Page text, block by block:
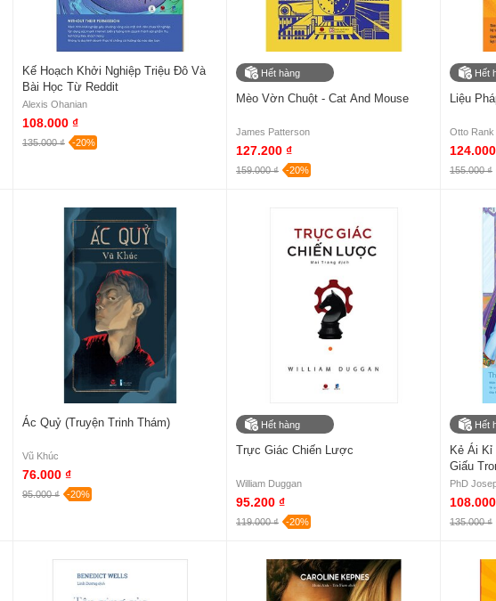
Kế Hoạch Khởi Nghiệp Triệu Đô Và
Bài Học Từ Reddit
Alexis Ohanian
108.000 ₫
135.000 ₫ -20%
Hết hàng
Mèo Vờn Chuột - Cat And Mouse
James Patterson
127.200 ₫
159.000 ₫ -20%
Hết
Liệu
Otto Rank
155.000 ₫
Ác Quỷ (Truyện Trinh Thám)
Vũ Khúc
76.000 ₫
95.000 ₫ -20%
Hết hàng
Trực Giác Chiến Lược
William Duggan
95.200 ₫
119.000 ₫ -20%
Hết
Kẻ Ái
Giấu
PhD
135.000 ₫